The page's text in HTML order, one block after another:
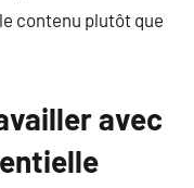
contenu plutôt que
avec